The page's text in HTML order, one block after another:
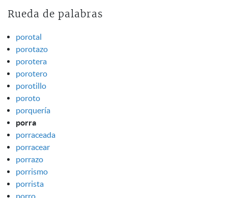
Rueda de palabras
porotal
porotazo
porotera
porotero
porotillo
poroto
porquería
porra
porraceada
porracear
porrazo
porrismo
porrista
porro